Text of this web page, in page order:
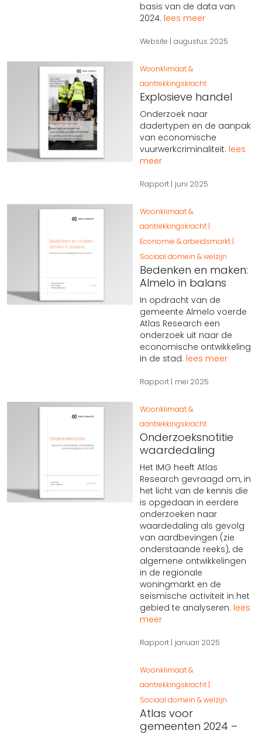
basis van de data van
2024. lees meer
Website augustus 2025
Woonklimaat &
aantrekkingskracht
Explosieve handel
Onderzoek naar
dadertypen en de aanpak
van economische
vuurwerkcriminaliteit. lees
meer
Rapport juni 2025
Woonklimaat &
aantrekkingskracht
Economie & arbeidsmarkt
Sociaal domein & welzijn
Bedenken en maken:
Almelo in balans
In opdracht van de
gemeente Almelo voerde
Atlas Research een
onderzoek uit naar de
economische ontwikkeling
in de stad. lees meer
Rapport mei 2025
Woonklimaat &
aantrekkingskracht
Onderzoeksnotitie
waardedaling
Het IMG heeft Atlas
Research gevraagd om, in
het licht van de kennis die
is opgedaan in eerdere
onderzoeken naar
waardedaling als gevolg
van aardbevingen (zie
onderstaande reeks), de
algemene ontwikkelingen
in de regionale
woningmarkt en de
seismische activiteit in het
gebied te analyseren. lees
meer
Rapport januari 2025
Woonklimaat &
aantrekkingskracht
Sociaal domein & welzijn
Atlas voor
gemeenten 2024 –